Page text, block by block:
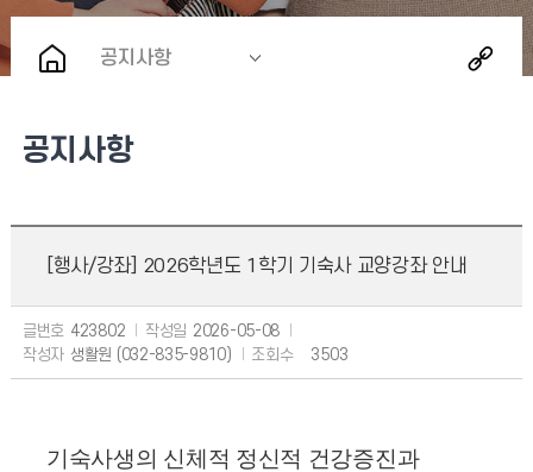
공지사항
공지사항
[행사/강좌] 2026학년도 1학기 기숙사 교양강좌 안내
글번호 423802 작성일 2026-05-08
작성자 생활원 (032-835-9810) 조회수 3503
기숙사생의 신체적 정신적 건강증진과